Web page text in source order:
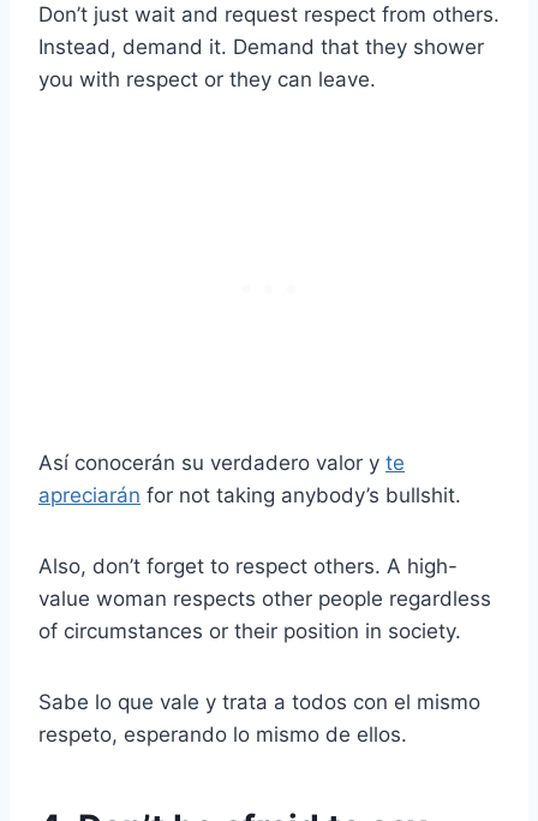
Don’t just wait and request respect from others.
Instead, demand it. Demand that they shower
you with respect or they can leave.
Así conocerán su verdadero valor y te
apreciarán for not taking anybody’s bullshit.
Also, don’t forget to respect others. A high-
value woman respects other people regardless
of circumstances or their position in society.
Sabe lo que vale y trata a todos con el mismo
respeto, esperando lo mismo de ellos.